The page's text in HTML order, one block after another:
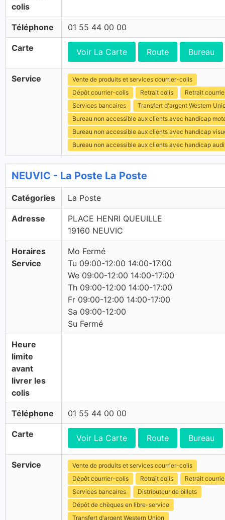
colis
Téléphone 01 55 44 00 00
Carte Voir La Carte Route Bureau
Service
Vente de produits et services courrier-colis
Dépôt courrier-colis
Retrait colis
Retrait
Services bancaires
Transfert d'argent Western
Bureau non accessible aux clients avec handicap
Bureau non accessible aux clients avec handicap
Bureau non accessible aux clients avec handicap
NEUVIC - La Poste La Poste
Catégories La Poste
Adresse
PLACE HENRI QUEUILLE
19160 NEUVIC
Horaires
Service
Mo Fermé
Tu 09:00-12:00 14:00-17:00
We 09:00-12:00 14:00-17:00
Th 09:00-12:00 14:00-17:00
Fr 09:00-12:00 14:00-17:00
Sa 09:00-12:00
Su Fermé
Heure
limite
avant
livrer les
colis
Téléphone 01 55 44 00 00
Carte Voir La Carte Route Bureau
Service
Vente de produits et services courrier-colis
Dépôt courrier-colis
Retrait colis
Retrait
Services bancaires
Distributeur de billets
Dépôt de chèques en libre-service
Transfert d'argent Western Union